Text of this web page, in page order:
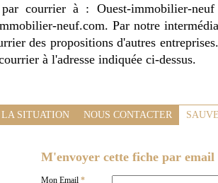
par courrier à : Ouest-immobilier-
neuf.com. Par notre
des propositions d'autres
à l'adresse indiquée ci-dessus.
LA SITUATION NOUS CONTACTER
M'envoyer cette fiche par email
Mon Email *